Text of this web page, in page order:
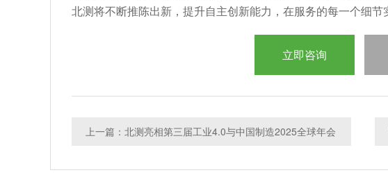
北测将不断推陈出新，提升自主创新能力，在服务的每一个细节
立即咨询
上一篇：北测亮相第三届工业4.0与中国制造2025全球年会